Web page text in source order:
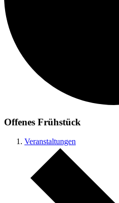
Offenes Frühstück
Veranstaltungen